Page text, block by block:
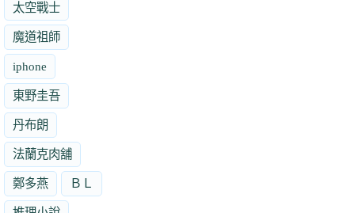
太空戰士
魔道祖師
iphone
東野圭吾
丹布朗
法蘭克肉舖
鄭多燕 ＢＬ